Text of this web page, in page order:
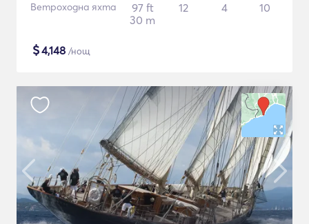
Ветроходна яхта
97 ft
30 m
12 4 10
$4,148 /нощ